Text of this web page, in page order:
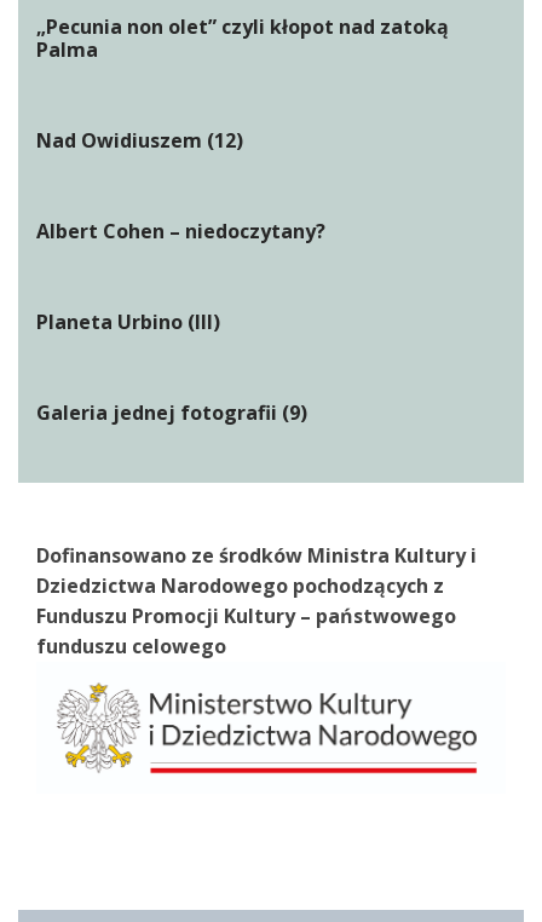
„Pecunia non olet” czyli kłopot nad zatoką
Palma
Nad Owidiuszem (12)
Albert Cohen – niedoczytany?
Planeta Urbino (III)
Galeria jednej fotografii (9)
Dofinansowano ze środków Ministra Kultury i
Dziedzictwa Narodowego pochodzących z
Funduszu Promocji Kultury – państwowego
funduszu celowego